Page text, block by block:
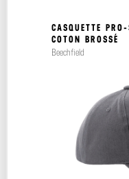
CASQUETTE
COTON BROSSÉ
Beechfield